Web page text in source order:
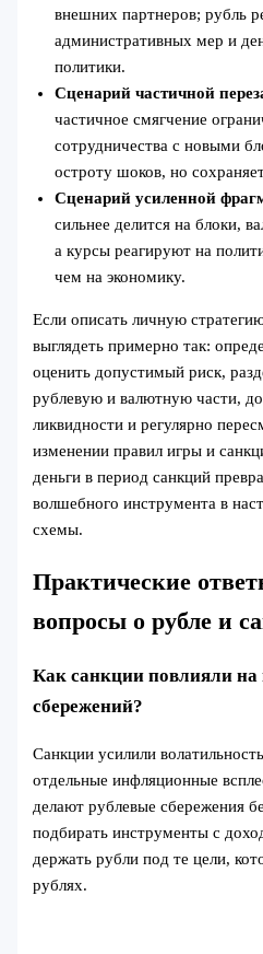
внешних партнеров; рубль
административных мер и
политики.
Сценарий частичной
частичное смягчение
сотрудничества с новыми
остроту шоков, но
Сценарий усиленной
сильнее делится на блоки,
а курсы реагируют на
чем на экономику.
Если описать личную
выглядеть примерно так:
оценить допустимый риск,
рублевую и валютную части,
ликвидности и регулярно
изменении правил игры и
деньги в период санкций
волшебного инструмента в
схемы.
Практические
вопросы о рубле и
Как санкции повлияли на
сбережений?
Санкции усилили
отдельные инфляционные
делают рублевые сбережения
подбирать инструменты с
держать рубли под те цели,
рублях.